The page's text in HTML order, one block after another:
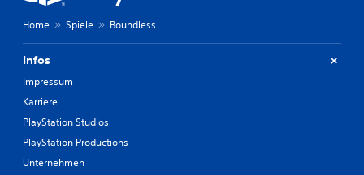
Home Spiele Boundless
Infos
Impressum
Karriere
PlayStation Studios
PlayStation Productions
Unternehmen